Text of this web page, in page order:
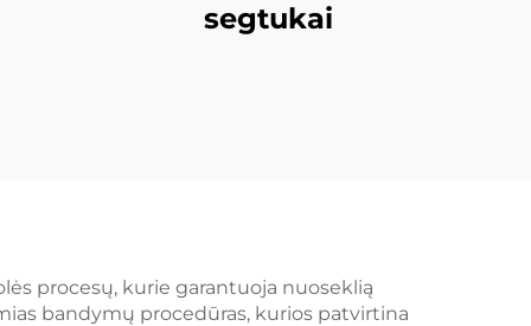
segtukai
procesų, kurie garantuoja nuoseklią
bandymų procedūras, kurios patvirtina